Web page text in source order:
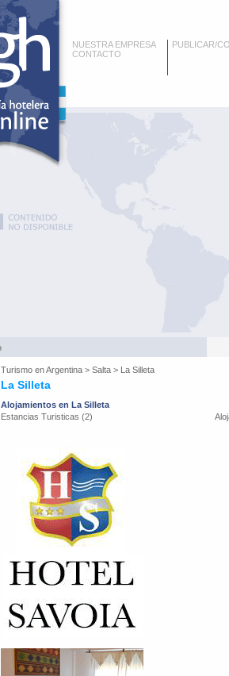
NUESTRA EMPRESA
CONTACTO
PUBLICAR/
Turismo enArgentina > Salta > La Silleta
La Silleta
Alojamientos en La Silleta
Estancias Turisticas (2)